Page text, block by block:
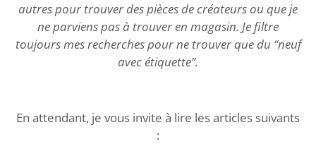
autres pour trouver des pièces de créateurs ou que je
ne parviens pas à trouver en magasin. Je filtre
toujours mes recherches pour ne trouver que du “neuf
avec étiquette”.
En attendant, je vous invite à lire les articles suivants
: